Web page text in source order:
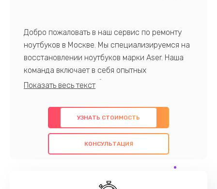
Добро пожаловать в наш сервис по ремонту
ноутбуков в Москве. Мы специализируемся на
восстановлении ноутбуков марки Aser. Наша
команда включает в себя опытных
профессионалов с обширными знаниями и
предлагаем быстрый и качественный ремонт с
использованием оригинальных компонентов, а
также гарантируем качество всех
проведенных работ. Наша цель - предоставить
обслуживание, удовлетворяя их потребности
наилучшим образом. Не медлите записаться на
УЗНАТЬ СТОИМОСТЬ
КОНСУЛЬТАЦИЯ